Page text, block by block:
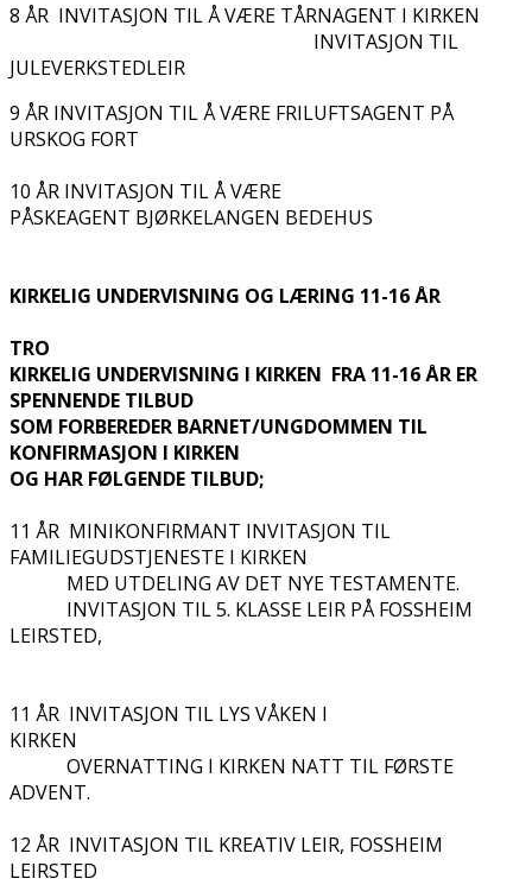
8 ÅR INVITASJON TIL Å VÆRE TÅRNAGENT I KIRKEN
INVITASJON TIL
JULEVERKSTEDLEIR
9 ÅR INVITASJON TIL Å VÆRE FRILUFTSAGENT PÅ
URSKOG FORT
10 ÅR INVITASJON TIL Å VÆRE
PÅSKEAGENT BJØRKELANGEN BEDEHUS
KIRKELIG UNDERVISNING OG LÆRING 11-16 ÅR
TRO
KIRKELIG UNDERVISNING I KIRKEN FRA 11-16 ÅR ER
SPENNENDE TILBUD
SOM FORBEREDER BARNET/UNGDOMMEN TIL
KONFIRMASJON I KIRKEN
OG HAR FØLGENDE TILBUD;
11 ÅR MINIKONFIRMANT INVITASJON TIL
FAMILIEGUDSTJENESTE I KIRKEN
MED UTDELING AV DET NYE TESTAMENTE.
INVITASJON TIL 5. KLASSE LEIR PÅ FOSSHEIM
LEIRSTED,
11 ÅR INVITASJON TIL LYS VÅKEN I
KIRKEN
OVERNATTING I KIRKEN NATT TIL FØRSTE
ADVENT.
12 ÅR INVITASJON TIL KREATIV LEIR, FOSSHEIM
LEIRSTED